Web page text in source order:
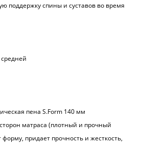
поддержку спины и суставов во время
пена S.Form 140 мм
матраса (плотный и прочный
придает прочность и жесткость,